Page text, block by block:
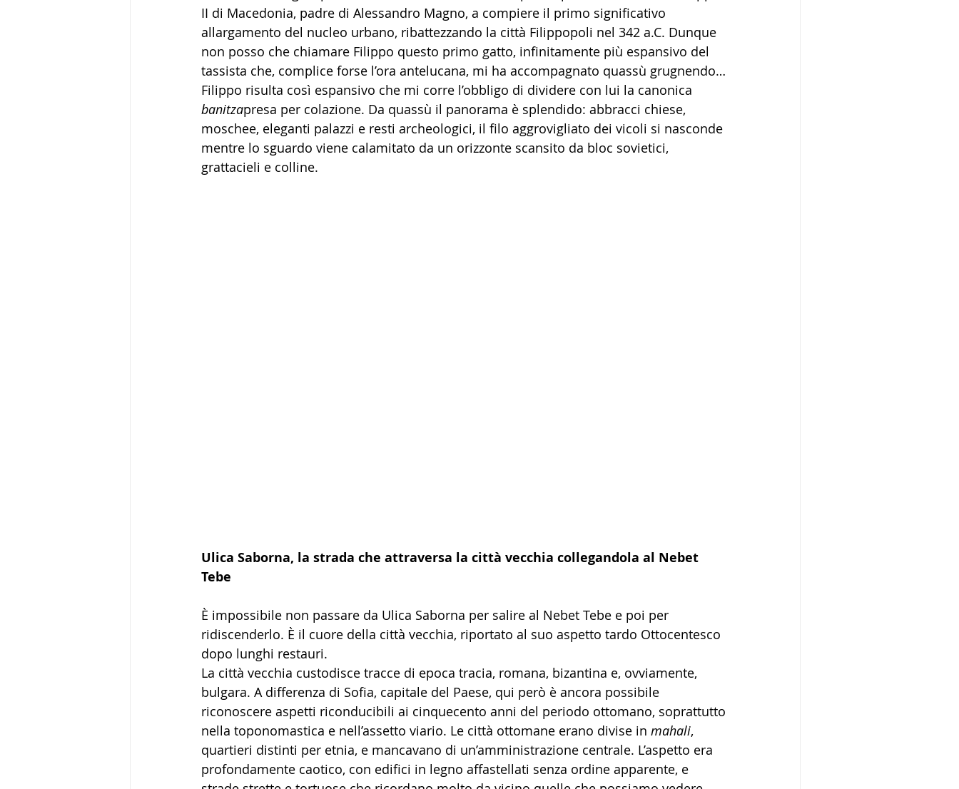
II di Macedonia, padre di Alessandro Magno, a compiere il primo significativo
allargamento del nucleo urbano, ribattezzando la città Filippopoli nel 342 a.C. Dunque
non posso che chiamare Filippo questo primo gatto, infinitamente più espansivo del
tassista che, complice forse l’ora antelucana, mi ha accompagnato quassù grugnendo…
Filippo risulta così espansivo che mi corre l’obbligo di dividere con lui la canonica
banitzapresa per colazione. Da quassù il panorama è splendido: abbracci chiese,
moschee, eleganti palazzi e resti archeologici, il filo aggrovigliato dei vicoli si nasconde
mentre lo sguardo viene calamitato da un orizzonte scansito da bloc sovietici,
grattacieli e colline.
Ulica Saborna, la strada che attraversa la città vecchia collegandola al Nebet
Tebe
È impossibile non passare da Ulica Saborna per salire al Nebet Tebe e poi per
ridiscenderlo. È il cuore della città vecchia, riportato al suo aspetto tardo Ottocentesco
dopo lunghi restauri.
La città vecchia custodisce tracce di epoca tracia, romana, bizantina e, ovviamente,
bulgara. A differenza di Sofia, capitale del Paese, qui però è ancora possibile
riconoscere aspetti riconducibili ai cinquecento anni del periodo ottomano, soprattutto
nella toponomastica e nell’assetto viario. Le città ottomane erano divise in mahali,
quartieri distinti per etnia, e mancavano di un’amministrazione centrale. L’aspetto era
profondamente caotico, con edifici in legno affastellati senza ordine apparente, e